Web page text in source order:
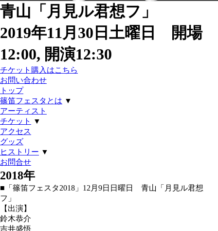
青山「月見ル君想フ」
2019年11月30日土曜日 開場
12:00, 開演12:30
チケット購入はこちら
お問い合わせ
トップ
篠笛フェスタとは ▼
アーティスト
チケット
▼
アクセス
グッズ
ヒストリー ▼
お問合せ
2018年
■「篠笛フェスタ2018」12月9日日曜日 青山「月見ル君想
フ」
【出演】
鈴木恭介
吉井盛悟